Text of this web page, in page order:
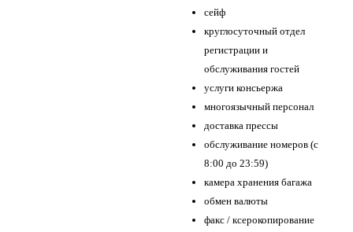
сейф
круглосуточный отдел
регистрации и
обслуживания гостей
услуги консьержа
многоязычный персонал
доставка прессы
обслуживание номеров (с
8:00 до 23:59)
камера хранения багажа
обмен валюты
факс / ксерокопирование